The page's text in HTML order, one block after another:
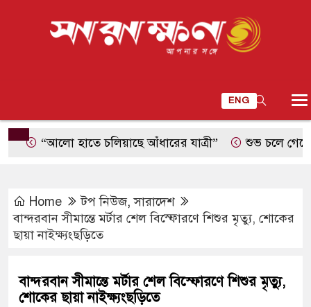
ENG
“আলো হাতে চলিয়াছে আঁধারের যাত্রী” শুভ চলে গেছে
Home টপ নিউজ,সারাদেশ
বান্দরবান সীমান্তে মর্টার শেল বিস্ফোরণে শিশুর মৃত্যু, শোকের
ছায়া নাইক্ষ্যংছড়িতে
বান্দরবান সীমান্তে মর্টার শেল বিস্ফোরণে শিশুর মৃত্যু,
শোকের ছায়া নাইক্ষ্যংছড়িতে